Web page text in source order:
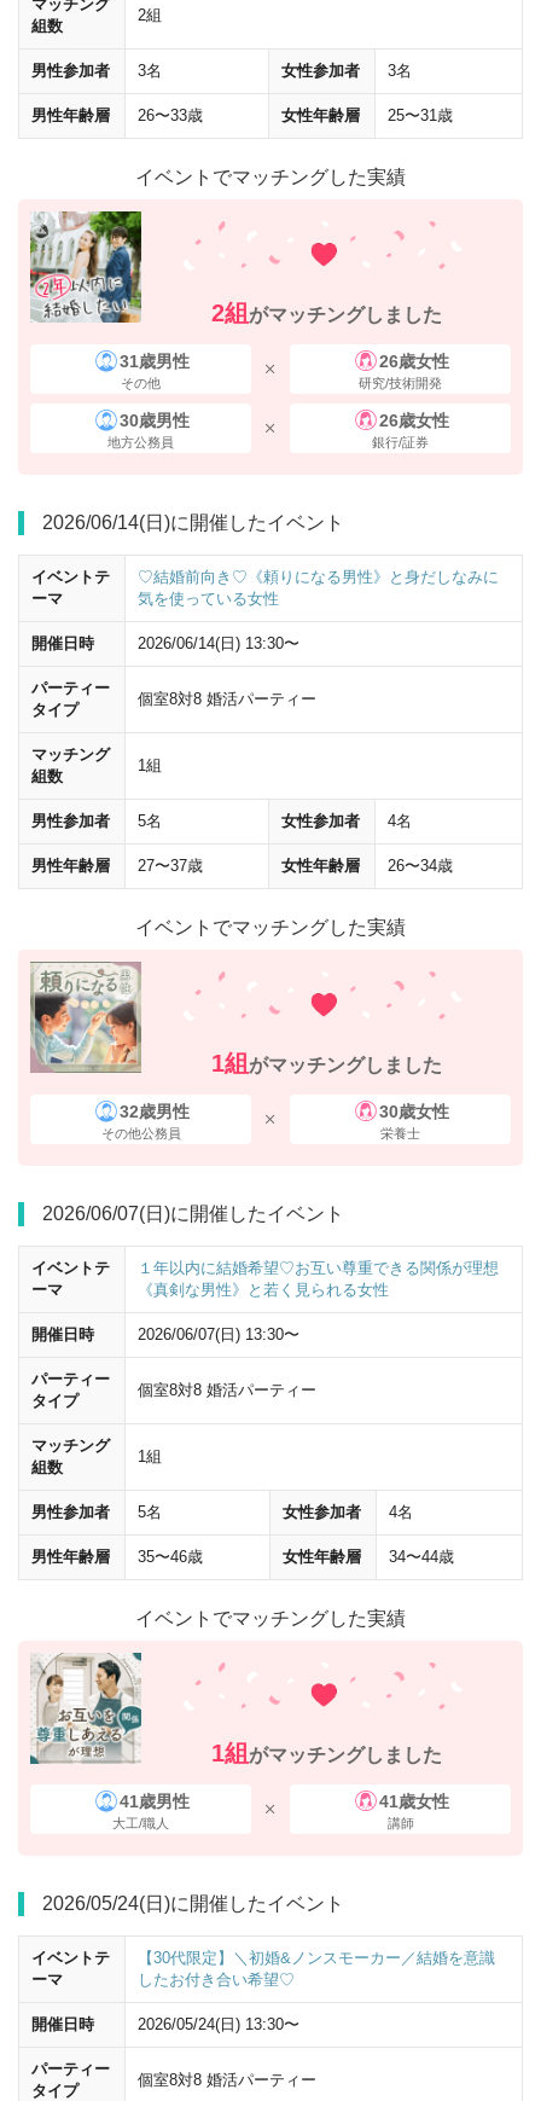
マッチング
組数
2組
男性参加者 3名 女性参加者 3名
男性年齢層 26〜33歳 女性年齢層 25〜31歳
イベントでマッチングした実績
2組 がマッチングしました
31歳男性
その他
26歳女性
研究/技術開発
30歳男性
地方公務員
26歳女性
銀行/証券
2026/06/14(日)に開催したイベント
イベントテ
ーマ
♡結婚前向き♡《頼りになる男性》と身だしなみに
気を使っている女性
開催日時 2026/06/14(日) 13:30〜
パーティー
タイプ
個室8対8 婚活パーティー
マッチング
組数
1組
男性参加者 5名 女性参加者 4名
男性年齢層 27〜37歳 女性年齢層 26〜34歳
イベントでマッチングした実績
1組がマッチングしました
32歳男性
その他公務員
30歳女性
栄養士
2026/06/07(日)に開催したイベント
イベントテ
ーマ
１年以内に結婚希望♡お互い尊重できる関係が理想
《真剣な男性》と若く見られる女性
開催日時 2026/06/07(日) 13:30〜
パーティー
タイプ
個室8対8 婚活パーティー
マッチング
組数
1組
男性参加者 5名 女性参加者 4名
男性年齢層 35〜46歳 女性年齢層 34〜44歳
イベントでマッチングした実績
1組 がマッチングしました
41歳男性
大工/職人
41歳女性
講師
2026/05/24(日)に開催したイベント
イベントテ
ーマ
【30代限定】＼初婚&ノンスモーカー／結婚を意識
したお付き合い希望♡
開催日時 2026/05/24(日) 13:30〜
パーティー
タイプ
個室8対8 婚活パーティー